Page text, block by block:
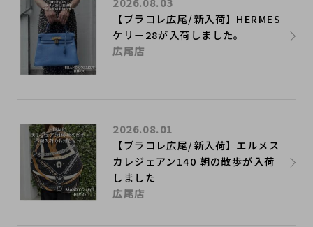
【ブラコレ広尾/新入荷】HERMES
ケリー28が入荷しました。
広尾店
【ブラコレ広尾/新入荷】エルメス
カレジェアン140 朝の散歩が入荷
しました
2026.08.01
広尾店